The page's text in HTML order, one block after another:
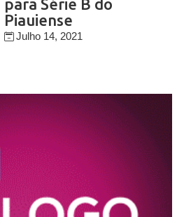
para Série B do
Piauiense
Julho 14, 2021